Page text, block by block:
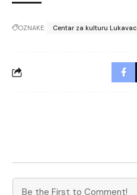
OZNAKE: Centar za kulturu Lukavac